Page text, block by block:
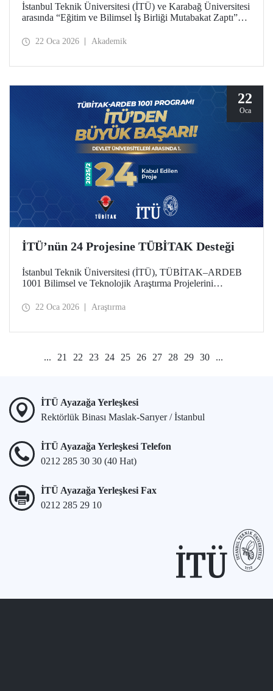
İstanbul Teknik Üniversitesi (İTÜ) ve Karabağ Üniversitesi
arasında “Eğitim ve Bilimsel İş Birliği Mutabakat Zaptı”
bilimsel çalışmalara, bilgi ve materyal paylaşımından çift
yükseköğretimde iş birliğini derinleştirmek ve bağları
22 Oca 2026 Akademik
22
Oca
İTÜ’nün 24 Projesine TÜBİTAK Desteği
İstanbul Teknik Üniversitesi (İTÜ), TÜBİTAK–ARDEB
1001 Bilimsel ve Teknolojik Araştırma Projelerini
değerlendirme sonuçlarına göre 24 projesiyle
22 Oca 2026 Araştırma
... 21 22 23 24 25 26 27 28 29 30 ...
İTÜ Ayazağa Yerleşkesi
Rektörlük Binası Maslak-Sarıyer / İstanbul
İTÜ Ayazağa Yerleşkesi Telefon
0212 285 30 30 (40 Hat)
İTÜ Ayazağa Yerleşkesi Fax
0212 285 29 10